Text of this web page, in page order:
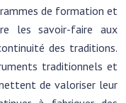
de formation et
les savoir-faire aux
des traditions.
traditionnels et
de valoriser leur